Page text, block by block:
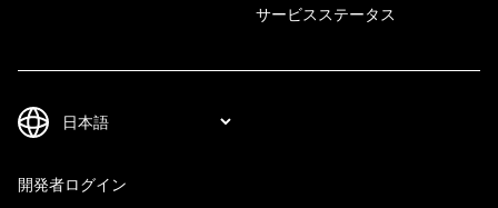
サービスステータス
開発者ログイン